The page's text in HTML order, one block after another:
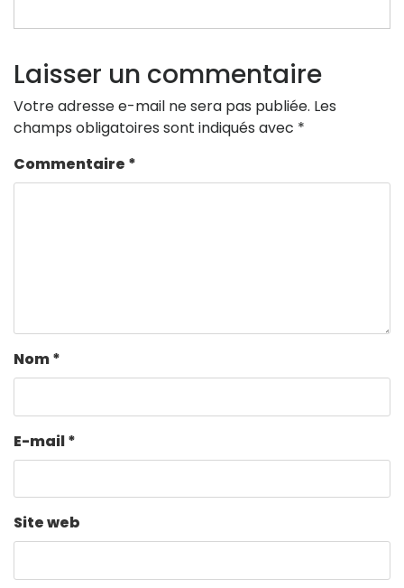
Laisser un commentaire
Votre adresse e-mail ne sera pas publiée. Les
champs obligatoires sont indiqués avec *
Commentaire *
Nom*
E-mail*
Site web